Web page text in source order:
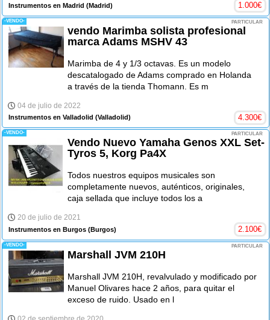
Instrumentos en Madrid (Madrid) 1.000€
-VENDO- PARTICULAR
vendo Marimba solista profesional
marca Adams MSHV 43
Marimba de 4 y 1/3 octavas. Es un modelo
descatalogado de Adams comprado en Holanda
a través de la tienda Thomann. Es m
04 de julio de 2022
Instrumentos en Valladolid (Valladolid) 4.300€
-VENDO- PARTICULAR
Vendo Nuevo Yamaha Genos XXL Set-
Tyros 5, Korg Pa4X
Todos nuestros equipos musicales son
completamente nuevos, auténticos, originales,
caja sellada que incluye todos los a
20 de julio de 2021
Instrumentos en Burgos (Burgos) 2.100€
-VENDO- PARTICULAR
Marshall JVM 210H
Marshall JVM 210H, revalvulado y modificado por
Manuel Olivares hace 2 años, para quitar el
exceso de ruido. Usado en l